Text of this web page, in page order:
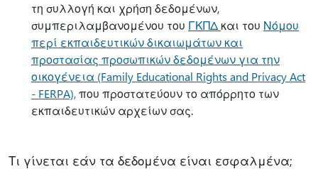
τη συλλογή και χρήση δεδομένων,
συμπεριλαμβανομένου του ΓΚΠΔ και του Νόμου
περί εκπαιδευτικών δικαιωμάτων και
προστασίας προσωπικών δεδομένων για την
οικογένεια (Family Educational Rights and Privacy Act
- FERPA),που προστατεύουν το απόρρητο των
εκπαιδευτικών αρχείων σας.
Τι γίνεται εάν τα δεδομένα είναι εσφαλμένα;